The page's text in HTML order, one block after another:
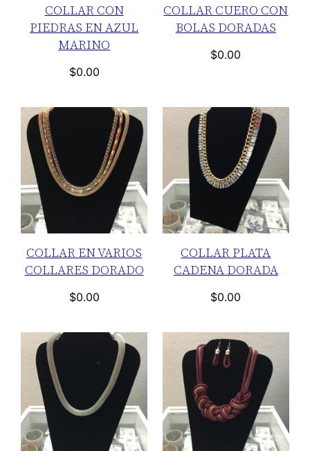
COLLAR CON
PIEDRAS EN AZUL
MARINO
$0.00
COLLAR CUERO CON
BOLAS DORADAS
$0.00
COLLAR EN VARIOS
COLLARES DORADO
$0.00
COLLAR PLATA
CADENA DORADA
$0.00